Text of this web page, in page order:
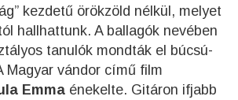
kezdetű örökzöld nélkül, melyet
hallhattunk. A ballagók nevében
tanulók mondták el búcsú-
Magyar vándor című film
Emma énekelte. Gitáron ifjabb